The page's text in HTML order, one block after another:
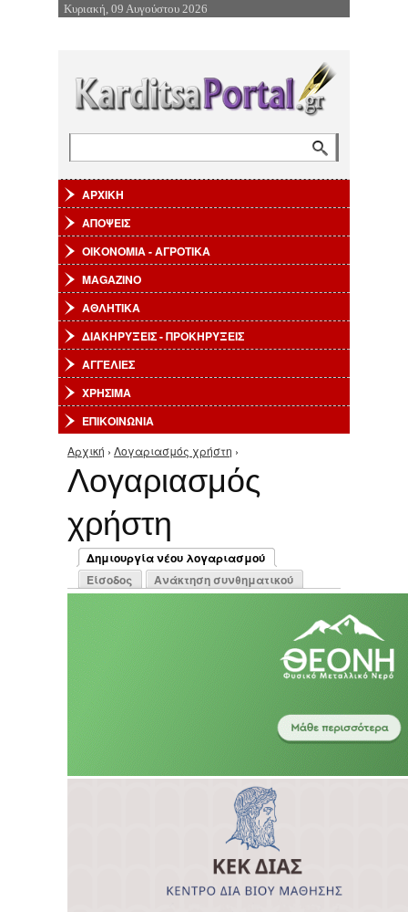
Επιστροφή στην Πλοήγηση
Κυριακή, 09 Αυγούστου 2026
ΑΡΧΙΚΗ
ΑΠΟΨΕΙΣ
ΟΙΚΟΝΟΜΙΑ - ΑΓΡΟΤΙΚΑ
MAGAZINO
ΑΘΛΗΤΙΚΑ
ΔΙΑΚΗΡΥΞΕΙΣ - ΠΡΟΚΗΡΥΞΕΙΣ
ΑΓΓΕΛΙΕΣ
ΧΡΗΣΙΜΑ
ΕΠΙΚΟΙΝΩΝΙΑ
Είστε εδώ
Αρχική › Λογαριασμός χρήστη ›
Λογαριασμός
χρήστη
Πρωτεύουσες καρτέλες
Δημιουργία νέου λογαριασμού
(ενεργή καρτέλα)
Είσοδος Ανάκτηση συνθηματικού